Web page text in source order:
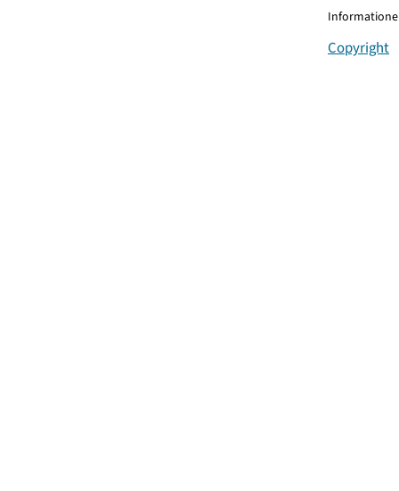
Copyright